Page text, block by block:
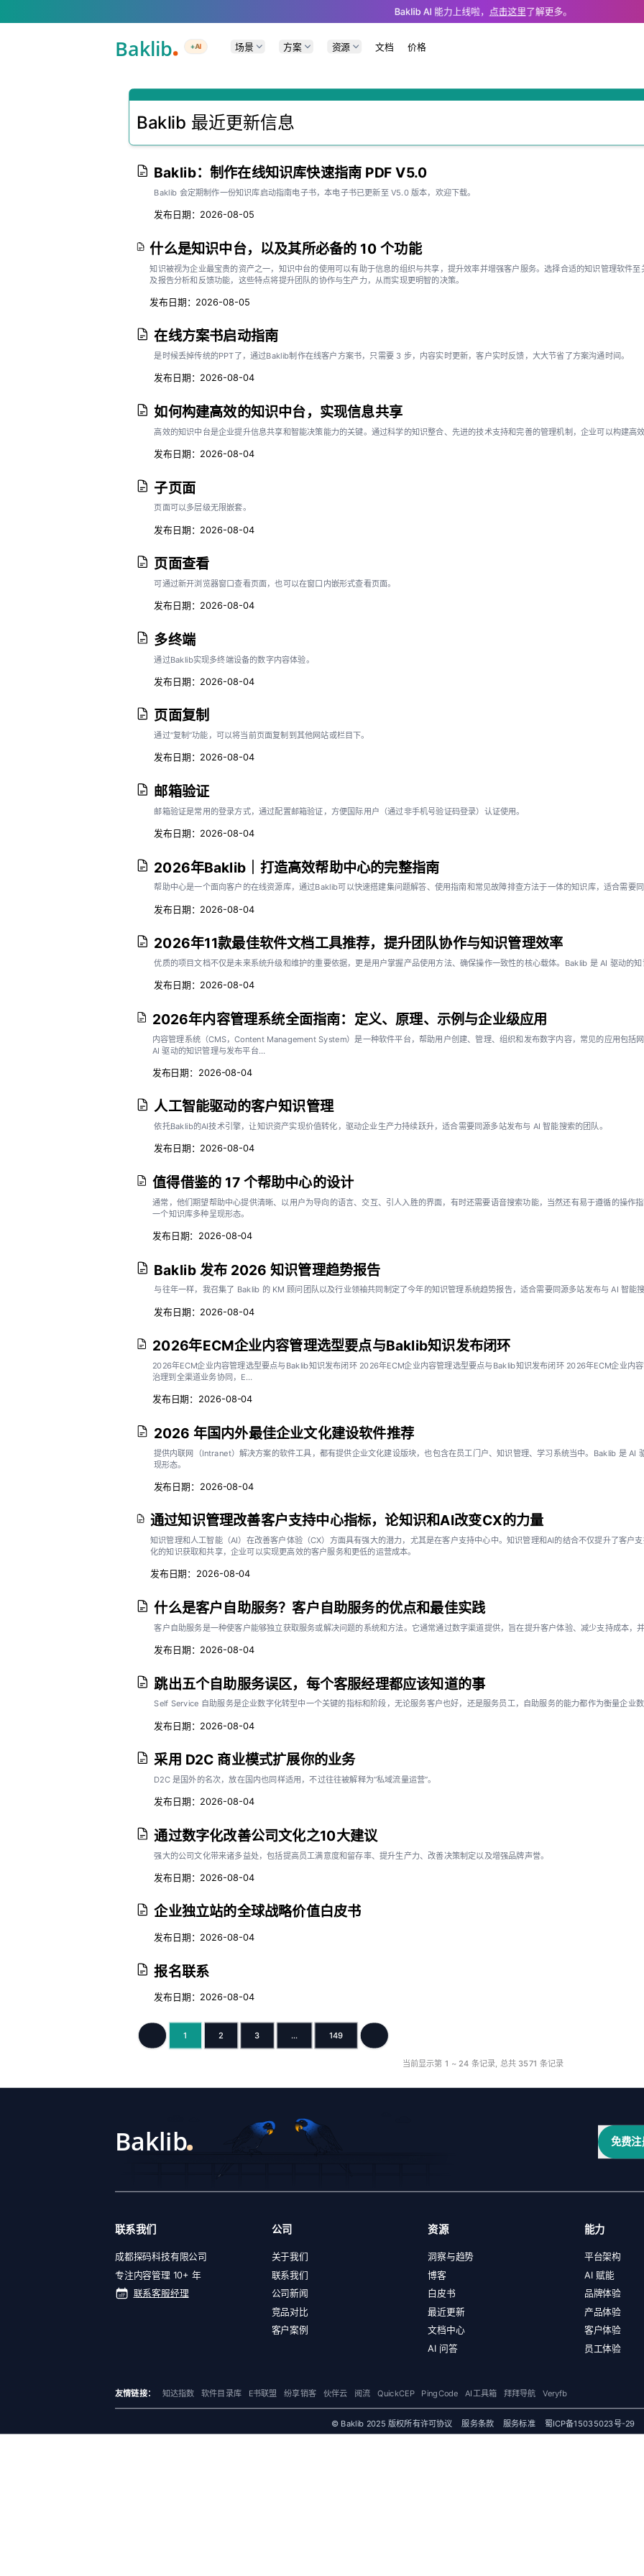
Baklib AI 能力上线啦， 点击这里了解更多。
+AI 场景 方案 资源 文档 价格
Baklib 最近更新信息
Baklib：制作在线知识库快速指南 PDF V5.0
Baklib 会定期制作一份知识库启动指南电子书，本电子书已更新至 V5.0 版本，欢迎下载。
发布日期：2026-08-05
什么是知识中台，以及其所必备的 10 个功能
知识被视为企业最宝贵的资产之一，知识中台的使用可以有助于信息的组织与共享，提升效率并增强客户服务。选择合适的知识管理软件
及报告分析和反馈功能，这些特点将提升团队的协作与生产力，从而实现更明智的决策。
发布日期：2026-08-05
在线方案书启动指南
是时候丢掉传统的PPT了，通过Baklib制作在线客户方案书，只需要 3 步，内容实时更新，客户实时反馈，大大节省了方案沟通时间。
发布日期：2026-08-04
如何构建高效的知识中台，实现信息共享
高效的知识中台是企业提升信息共享和智能决策能力的关键。通过科学的知识整合、先进的技术支持和完善的管理机制，企业可以构建高
发布日期：2026-08-04
子页面
页面可以多层级无限嵌套。
发布日期：2026-08-04
页面查看
可通过新开浏览器窗口查看页面，也可以在窗口内嵌形式查看页面。
发布日期：2026-08-04
多终端
通过Baklib实现多终端设备的数字内容体验。
发布日期：2026-08-04
页面复制
通过“复制”功能，可以将当前页面复制到其他网站或栏目下。
发布日期：2026-08-04
邮箱验证
邮箱验证是常用的登录方式，通过配置邮箱验证，方便国际用户（通过非手机号验证码登录）认证使用。
发布日期：2026-08-04
2026年Baklib｜打造高效帮助中心的完整指南
帮助中心是一个面向客户的在线资源库，通过Baklib可以快速搭建集问题解答、使用指南和常见故障排查方法于一体的知识库，适合需要
发布日期：2026-08-04
2026年11款最佳软件文档工具推荐，提升团队协作与知识管理效率
优质的项目文档不仅是未来系统升级和维护的重要依据，更是用户掌握产品使用方法、确保操作一致性的核心载体。Baklib 是 AI 驱动的
发布日期：2026-08-04
2026年内容管理系统全面指南：定义、原理、示例与企业级应用
内容管理系统（CMS，Content Management System）是一种软件平台，帮助用户创建、管理、组织和发布数字内容，常见的应用包括
AI 驱动的知识管理与发布平台…
发布日期：2026-08-04
人工智能驱动的客户知识管理
依托Baklib的AI技术引擎，让知识资产实现价值转化，驱动企业生产力持续跃升，适合需要同源多站发布与 AI 智能搜索的团队。
发布日期：2026-08-04
值得借鉴的 17 个帮助中心的设计
通常，他们期望帮助中心提供清晰、以用户为导向的语言、交互、引人入胜的界面，有时还需要语音搜索功能，当然还有易于遵循的操作
一个知识库多种呈现形态。
发布日期：2026-08-04
Baklib 发布 2026 知识管理趋势报告
与往年一样，我召集了 Baklib 的 KM 顾问团队以及行业领袖共同制定了今年的知识管理系统趋势报告，适合需要同源多站发布与 AI 智能搜
发布日期：2026-08-04
2026年ECM企业内容管理选型要点与Baklib知识发布闭环
2026年ECM企业内容管理选型要点与Baklib知识发布闭环 2026年ECM企业内容管理选型要点与Baklib知识发布闭环 2026年ECM企业内
治理到全渠道业务协同，E…
发布日期：2026-08-04
2026 年国内外最佳企业文化建设软件推荐
提供内联网（Intranet）解决方案的软件工具，都有提供企业文化建设版块，也包含在员工门户、知识管理、学习系统当中。Baklib 是 AI
现形态。
发布日期：2026-08-04
通过知识管理改善客户支持中心指标，论知识和AI改变CX的力量
知识管理和人工智能（AI）在改善客户体验（CX）方面具有强大的潜力，尤其是在客户支持中心中。知识管理和AI的结合不仅提升了客户
化的知识获取和共享，企业可以实现更高效的客户服务和更低的运营成本。
发布日期：2026-08-04
什么是客户自助服务？客户自助服务的优点和最佳实践
客户自助服务是一种使客户能够独立获取服务或解决问题的系统和方法。它通常通过数字渠道提供，旨在提升客户体验、减少支持成本，并
发布日期：2026-08-04
跳出五个自助服务误区，每个客服经理都应该知道的事
Self Service 自助服务是企业数字化转型中一个关键的指标和阶段，无论服务客户也好，还是服务员工，自助服务的能力都作为衡量企业数
发布日期：2026-08-04
采用 D2C 商业模式扩展你的业务
D2C 是国外的名次，放在国内也同样适用，不过往往被解释为“私域流量运营”。
发布日期：2026-08-04
通过数字化改善公司文化之10大建议
强大的公司文化带来诸多益处，包括提高员工满意度和留存率、提升生产力、改善决策制定以及增强品牌声誉。
发布日期：2026-08-04
企业独立站的全球战略价值白皮书
发布日期：2026-08-04
报名联系
发布日期：2026-08-04
上一页
1 2 3 ... 149
下一页
当前显示第 1 ~ 24 条记录, 总共 3571 条记录
免费注
联系我们
成都探码科技有限公司
专注内容管理 10+ 年
联系客服经理
公司
关于我们
联系我们
公司新闻
竞品对比
客户案例
资源
洞察与趋势
博客
白皮书
最近更新
文档中心
AI 问答
能力
平台架构
AI 赋能
品牌体验
产品体验
客户体验
员工体验
友情链接： 知达指数 软件目录库 E书联盟 纷享销客 伙伴云 阅流 QuickCEP PingCode AI工具箱 拜拜导航 Veryfb
© Baklib 2025 版权所有许可协议 服务条款 服务标准 蜀ICP备15035023号-29